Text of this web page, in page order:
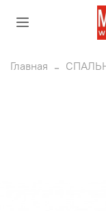
Главная